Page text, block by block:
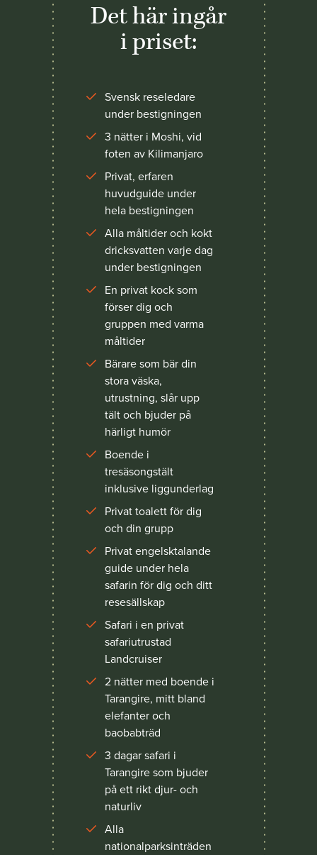
Det här ingår
i priset:
Svensk reseledare
under bestigningen
3 nätter i Moshi, vid
foten av Kilimanjaro
Privat, erfaren
huvudguide under
hela bestigningen
Alla måltider och kokt
dricksvatten varje dag
under bestigningen
En privat kock som
förser dig och
gruppen med varma
måltider
Bärare som bär din
stora väska,
utrustning, slår upp
tält och bjuder på
härligt humör
Boende i
tresäsongstält
inklusive liggunderlag
Privat toalett för dig
och din grupp
Privat engelsktalande
guide under hela
safarin för dig och ditt
resesällskap
Safari i en privat
safariutrustad
Landcruiser
2 nätter med boende i
Tarangire, mitt bland
elefanter och
baobabträd
3 dagar safari i
Tarangire som bjuder
på ett rikt djur- och
naturliv
Alla
nationalparksinträden